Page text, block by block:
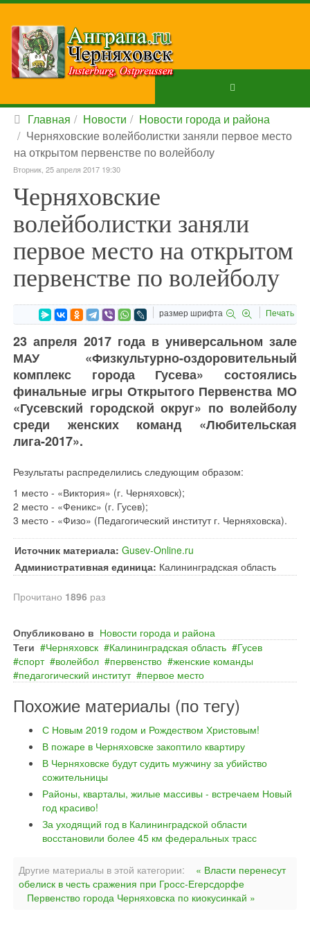
Главная Новости
Новости города и района
Черняховские волейболистки заняли первое место
на открытом первенстве по волейболу
Вторник, 25 апреля 2017 19:30
Черняховские
волейболистки заняли
первое место на открытом
первенстве по волейболу
размер шрифта Печать
23 апреля 2017 года в универсальном зале
МАУ «Физкультурно-оздоровительный
комплекс города Гусева» состоялись
финальные игры Открытого Первенства МО
«Гусевский городской округ» по волейболу
среди женских команд «Любительская
лига-2017».
Результаты распределились следующим образом:
1 место - «Виктория» (г. Черняховск);
2 место - «Феникс» (г. Гусев);
3 место - «Физо» (Педагогический институт г. Черняховска).
Источник материала: Gusev-Online.ru
Административная единица: Калининградская область
Прочитано 1896 раз
Опубликовано в Новости города и района
Теги
Черняховск Калининградская область
Гусев
спорт
волейбол первенство
женские команды
педагогический институт
первое место
Похожие материалы (по тегу)
С Новым 2019 годом и Рождеством Христовым!
В пожаре в Черняховске закоптило квартиру
В Черняховске будут судить мужчину за убийство
сожительницы
Районы, кварталы, жилые массивы - встречаем Новый
год красиво!
За уходящий год в Калининградской области
восстановили более 45 км федеральных трасс
Другие материалы в этой категории:
« Власти перенесут
обелиск в честь сражения при Гросс-Егерсдорфе
Первенство города Черняховска по киокусинкай »